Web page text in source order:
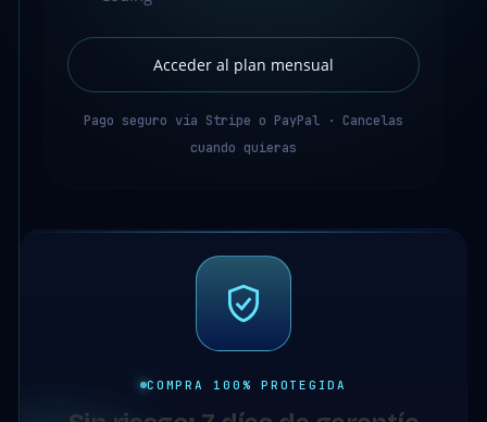
Acceder al plan mensual
Pago seguro vía Stripe o PayPal · Cancelas
cuando quieras
COMPRA 100% PROTEGIDA